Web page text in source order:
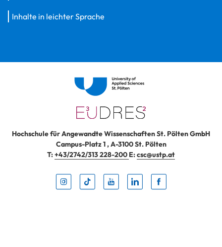
Inhalte in leichter Sprache
Hochschule für Angewandte Wissenschaften St. Pölten GmbH
Campus-Platz 1,A-3100St. Pölten
T:+43/2742/313 228-200 E:csc@ustp.at